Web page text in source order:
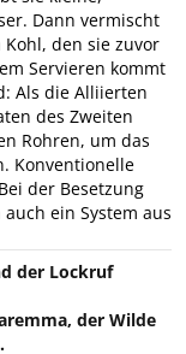
Dann vermischt
den sie zuvor
Servieren kommt
Als die Alliierten
des Zweiten
Rohren, um das
Konventionelle
der Besetzung
ein System aus
der Lockruf
der Wilde